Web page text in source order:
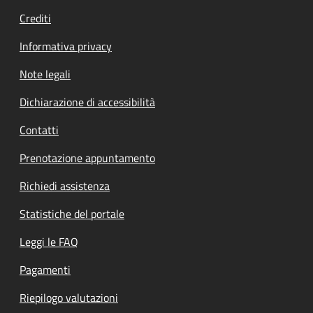
Crediti
Informativa privacy
Note legali
Dichiarazione di accessibilità
Contatti
Prenotazione appuntamento
Richiedi assistenza
Statistiche del portale
Leggi le FAQ
Pagamenti
Riepilogo valutazioni